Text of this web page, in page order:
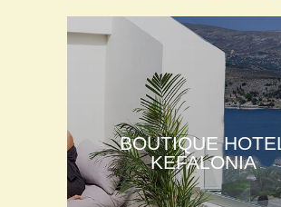
BOUTIQUE HOTEL
KEFALONIA